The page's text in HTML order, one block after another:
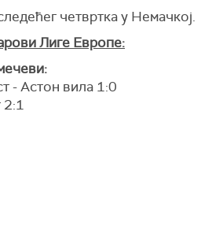
четвртка у Немачкој.
Лиге Европе:
- Астон вила 1:0
2:1